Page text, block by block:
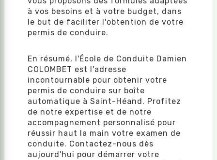
à vos besoins et à votre budget, dans
le but de faciliter l'obtention de votre
permis de conduire.
En résumé, l'École de Conduite Damien
COLOMBET est l'adresse
incontournable pour obtenir votre
permis de conduire sur boîte
automatique à Saint-Héand. Profitez
de notre expertise et de notre
accompagnement personnalisé pour
réussir haut la main votre examen de
conduite. Contactez-nous dès
aujourd'hui pour démarrer votre